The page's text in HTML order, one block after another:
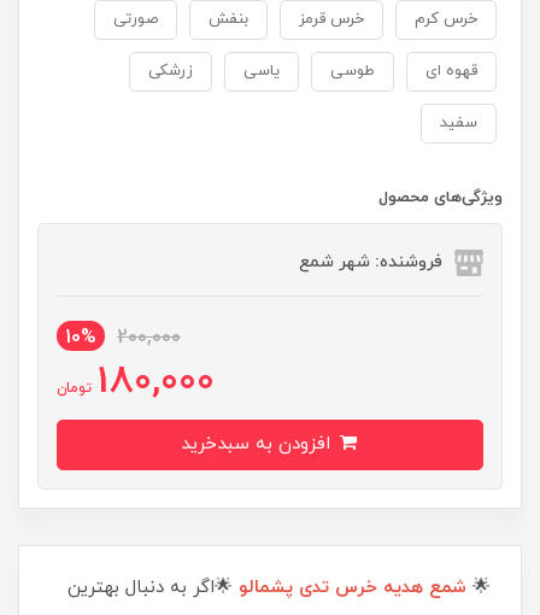
خرس کرم خرس قرمز بنفش صورتی
قهوه ای طوسی یاسی زرشکی
سفید
ویژگی‌های محصول
فروشنده: شهر شمع
200,000
10%
180,000 تومان
🌟 شمع هدیه خرس تدی پشمالو 🌟اگر به دنبال بهترین